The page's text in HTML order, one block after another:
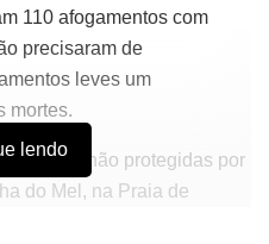
110 afogamentos com
precisaram de
leves um
mortes.
áreas não protegidas por
do Mel, na Praia de
lendo